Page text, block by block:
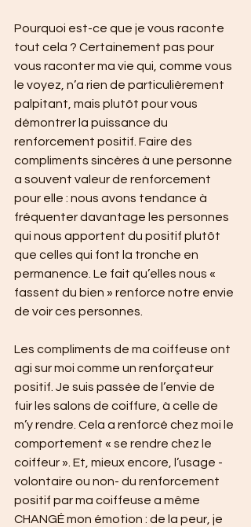
Pourquoi est-ce que je vous raconte
tout cela ? Certainement pas pour
vous raconter ma vie qui, comme vous
le voyez, n’a rien de particulièrement
palpitant, mais plutôt pour vous
démontrer la puissance du
renforcement positif. Faire des
compliments sincères à une personne
a souvent valeur de renforcement
pour elle : nous avons tendance à
fréquenter davantage les personnes
qui nous apportent du positif plutôt
que celles qui font la tronche en
permanence. Le fait qu’elles nous «
fassent du bien » renforce notre envie
de voir ces personnes.
Les compliments de ma coiffeuse ont
agi sur moi comme un renforçateur
positif. Je suis passée de l’envie de
fuir les salons de coiffure, à celle de
m’y rendre. Cela a renforcé chez moi le
comportement « se rendre chez le
coiffeur ». Et, mieux encore, l’usage -
volontaire ou non- du renforcement
positif par ma coiffeuse a même
CHANGÉ mon émotion : de la peur, je